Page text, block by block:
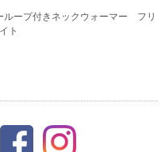
ループ付きネックウォーマー フリ
ト